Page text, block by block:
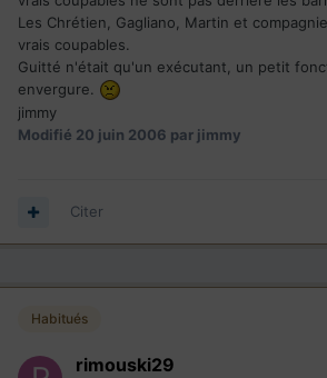
Les Chrétien, Gagliano, Martin et
vrais coupables.
Guitté n'était qu'un exécutant, un petit
envergure.
jimmy
Modifié 20 juin 2006 par jimmy
Citer
Habitués
rimouski29